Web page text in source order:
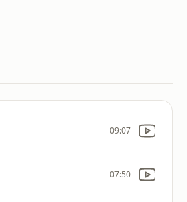
09:07
07:50